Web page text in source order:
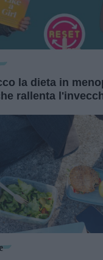
la dieta in
rallenta